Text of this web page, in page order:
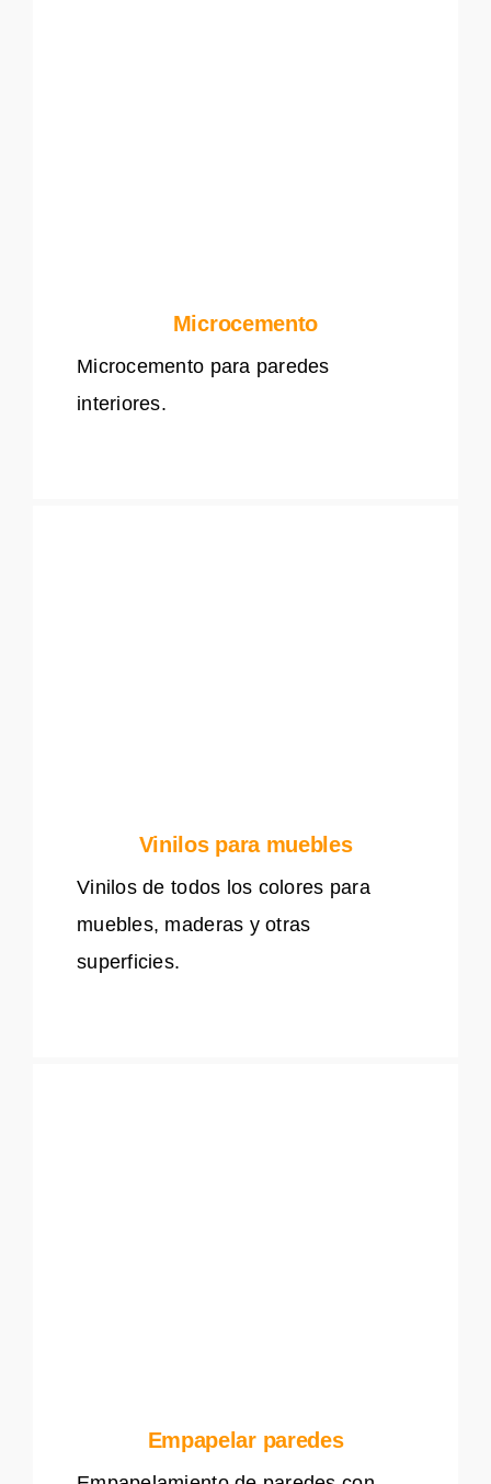
Microcemento
Microcemento para paredes
interiores.
Vinilos para muebles
Vinilos de todos los colores para
muebles, maderas y otras
superficies.
Empapelar paredes